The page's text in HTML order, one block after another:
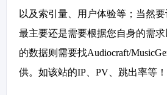
以及索引量、用户体验等；当然要
最主要还是需要根据您自身的需
的数据则需要找Audiocraft/
供。如该站的IP、PV、跳出率等！